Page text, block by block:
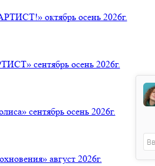
октябрь осень 2026г.
сентябрь осень 2026г.
сентябрь осень 2026г.
август 2026г.